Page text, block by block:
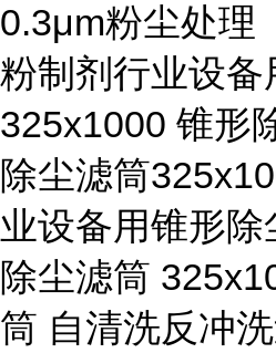
0.3μm粉尘处理
粉制剂行业设备
325x1000 锥形
除尘滤筒
业设备用锥形除
除尘滤筒
筒 自清洗反冲